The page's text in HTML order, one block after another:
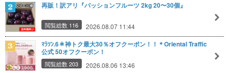
再販！訳アリ『パッションフルーツ 2kg 20〜30個』
閲覧総数 116 2026.08.07 11:44
ﾏﾗｿﾝ.6＊神トク最大30％オフクーポン！！＊Oriental Traffic
公式 50オフクーポン！
閲覧総数 203 2026.08.06 13:46